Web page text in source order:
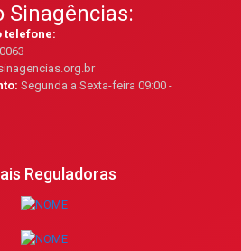
telefone:
Segunda a Sexta-feira 09:00 -
Reguladoras